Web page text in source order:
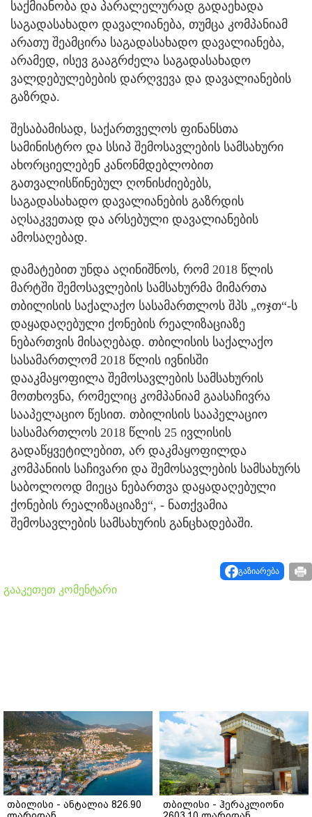
საქმიანობა და პარალელურად გადაეხადა
საგადასახადო დავალიანება, თუმცა კომპანიამ
არათუ შეამცირა საგადასახადო დავალიანება,
არამედ, ისევ გააგრძელა საგადასახადო
ვალდებულებების დარღვევა და დავალიანების
გაზრდა.
შესაბამისად, საქართველოს ფინანსთა
სამინისტრო და სსიპ შემოსავლების სამსახური
ახორციელებენ კანონმდებლობით
გათვალისწინებულ ღონისძიებებს,
საგადასახადო დავალიანების გაზრდის
აღსაკვეთად და არსებული დავალიანების
ამოსაღებად.
დამატებით უნდა აღინიშნოს, რომ 2018 წლის
მარტში შემოსავლების სამსახურმა მიმართა
თბილისის საქალაქო სასამართლოს შპს „ოჯთ“-ს
დაყადაღებული ქონების რეალიზაციაზე
ნებართვის მისაღებად. თბილისის საქალაქო
სასამართლომ 2018 წლის ივნისში
დააკმაყოფილა შემოსავლების სამსახურის
მოთხოვნა, რომელიც კომპანიამ გაასაჩივრა
სააპელაციო წესით. თბილისის სააპელაციო
სასამართლოს 2018 წლის 25 ივლისის
გადაწყვეტილებით, არ დაკმაყოფილდა
კომპანიის საჩივარი და შემოსავლების სამსახურს
საბოლოოდ მიეცა ნებართვა დაყადაღებული
ქონების რეალიზაციაზე“, - ნათქვამია
შემოსავლების სამსახურის განცხადებაში.
გაზიარება
გააკეთეთ კომენტარი
თბილისი - ანტალია 826.90
თბილისი - ჰერაკლიონი